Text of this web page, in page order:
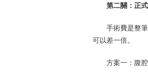
第二關：正
手術費是整
可以差一倍。
方案一：腹